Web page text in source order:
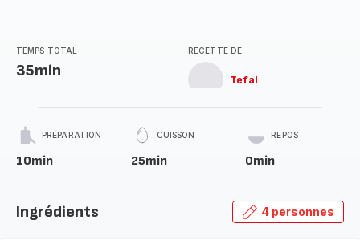
TEMPS TOTAL
35min
RECETTE DE
Tefal
PRÉPARATION
10min
CUISSON
25min
REPOS
0min
Ingrédients 4 personnes